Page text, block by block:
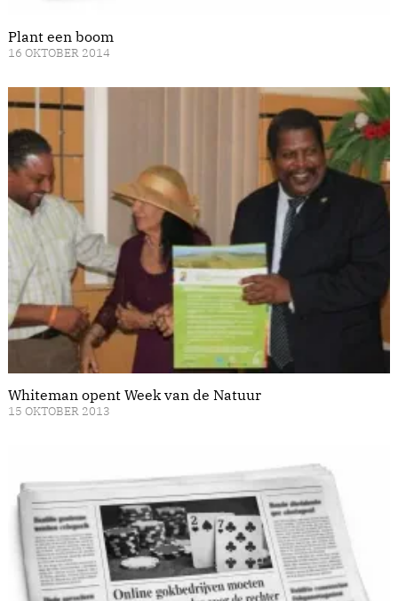
Plant een boom
16 OKTOBER 2014
Whiteman opent Week van de Natuur
15 OKTOBER 2013